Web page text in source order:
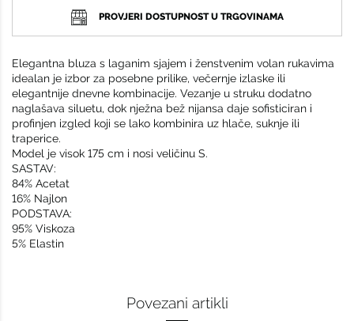
PROVJERI DOSTUPNOST U TRGOVINAMA
Elegantna bluza s laganim sjajem i ženstvenim volan rukavima
idealan je izbor za posebne prilike, večernje izlaske ili
elegantnije dnevne kombinacije. Vezanje u struku dodatno
naglašava siluetu, dok nježna bež nijansa daje sofisticiran i
profinjen izgled koji se lako kombinira uz hlače, suknje ili
traperice.
Model je visok 175 cm i nosi veličinu S.
SASTAV:
84% Acetat
16% Najlon
PODSTAVA:
95% Viskoza
5% Elastin
Povezani artikli